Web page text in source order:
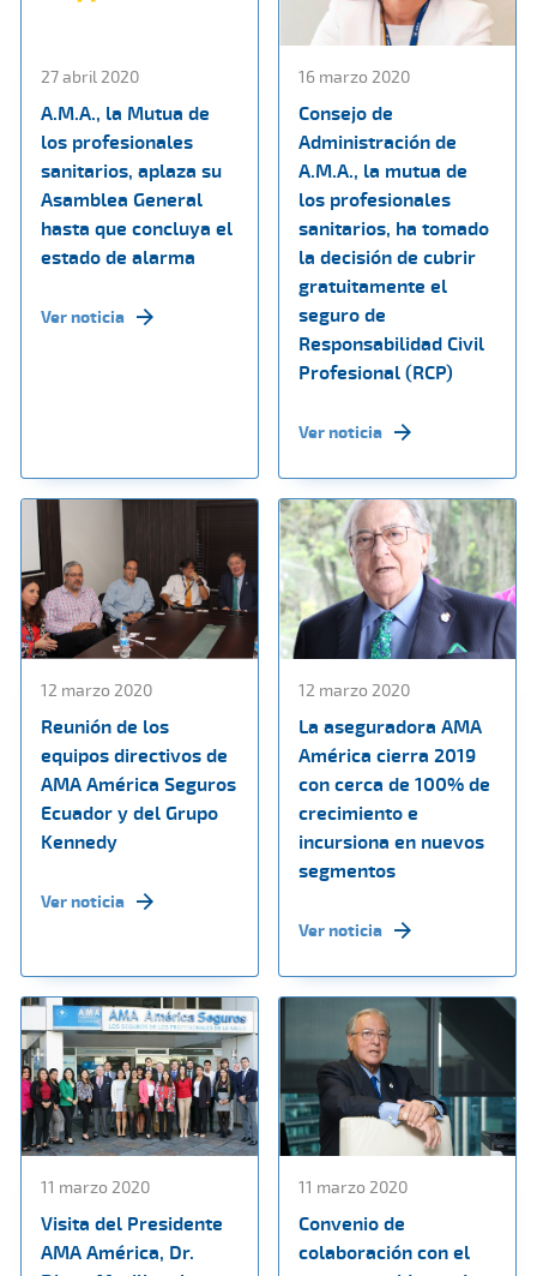
27 abril 2020
A.M.A., la Mutua de
los profesionales
sanitarios, aplaza su
Asamblea General
hasta que concluya el
estado de alarma
Ver noticia
16 marzo 2020
Consejo de
Administración de
A.M.A., la mutua de
los profesionales
sanitarios, ha tomado
la decisión de cubrir
gratuitamente el
seguro de
Responsabilidad Civil
Profesional (RCP)
Ver noticia
12 marzo 2020
Reunión de los
equipos directivos de
AMA América Seguros
Ecuador y del Grupo
Kennedy
Ver noticia
12 marzo 2020
La aseguradora AMA
América cierra 2019
con cerca de 100% de
crecimiento e
incursiona en nuevos
segmentos
Ver noticia
11 marzo 2020
Visita del Presidente
AMA América, Dr.
11 marzo 2020
Convenio de
colaboración con el